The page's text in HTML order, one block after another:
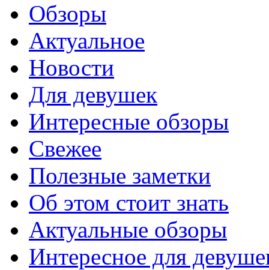
Обзоры
Актуальное
Новости
Для девушек
Интересные обзоры
Свежее
Полезные заметки
Об этом стоит знать
Актуальные обзоры
Интересное для